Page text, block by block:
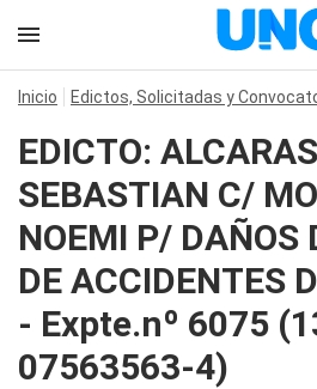
Inicio Edictos, Solicitadas y
EDICTO:
SEBASTIAN C/
NOEMI P/ DAÑOS
DE ACCIDENTES
- Expte.nº 6075
07563563-4)